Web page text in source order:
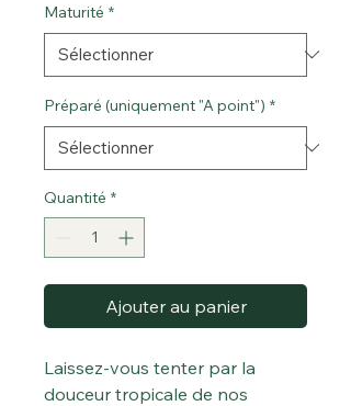
Maturité *
Préparé (uniquement "A point") *
Quantité *
Ajouter au panier
Laissez-vous tenter par la
douceur tropicale de nos